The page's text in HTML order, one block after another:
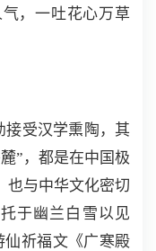
，一吐花心万草
接受汉学熏陶，其
”，都是在中国极
也与中华文化密切
于幽兰白雪以见
仙祈福文《广寒殿